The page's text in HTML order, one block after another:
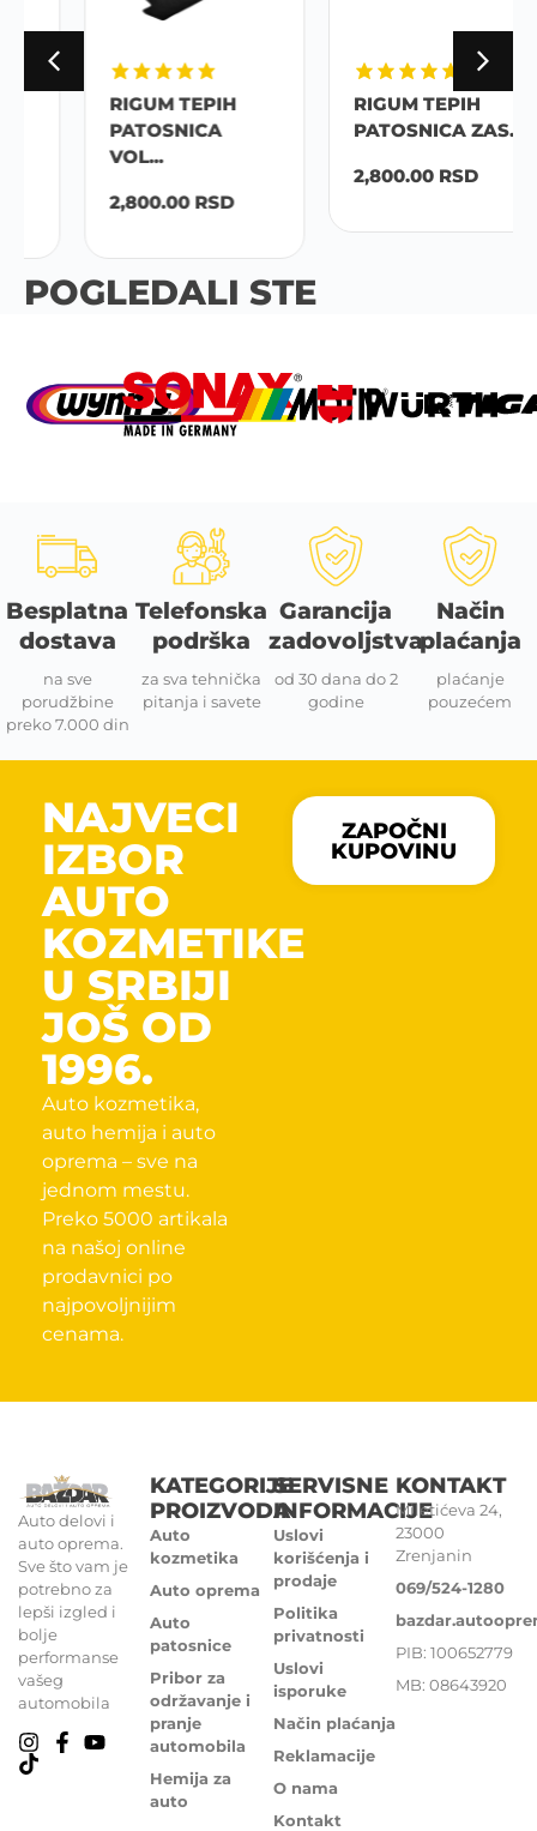
RIGUM TEPIH
PATOSNICA
VOL...
2,800.00RSD
RIGUM TEPIH
PATOSNICA ZAS...
2,800.00RSD
POGLEDALI STE
Besplatna
dostava
na sve
porudžbine
preko 7.000 din
Telefonska
podrška
za sva tehnička
pitanja i savete
Garancija
zadovoljstva
od 30 dana do 2
godine
Način
plaćanja
plaćanje
pouzećem
NAJVECI
IZBOR
AUTO
KOZMETIKE
U SRBIJI
JOŠ OD
1996.
Auto kozmetika,
auto hemija i auto
oprema – sve na
jednom mestu.
Preko 5000 artikala
na našoj online
prodavnici po
najpovoljnijim
cenama.
ZAPOČNI
KUPOVINU
Auto delovi i
auto oprema.
Sve što vam je
potrebno za
lepši izgled i
bolje
performanse
vašeg
automobila
KATEGORIJE
PROIZVODA
Auto
kozmetika
Auto oprema
Auto
patosnice
Pribor za
održavanje i
pranje
automobila
Hemija za
auto
SERVISNE
INFORMACIJE
Uslovi
korišćenja i
prodaje
Politika
privatnosti
Uslovi
isporuke
Način plaćanja
Reklamacije
O nama
Kontakt
KONTAKT
Miletićeva 24,
23000
Zrenjanin
069/524-1280
PIB: 100652779
MB: 08643920